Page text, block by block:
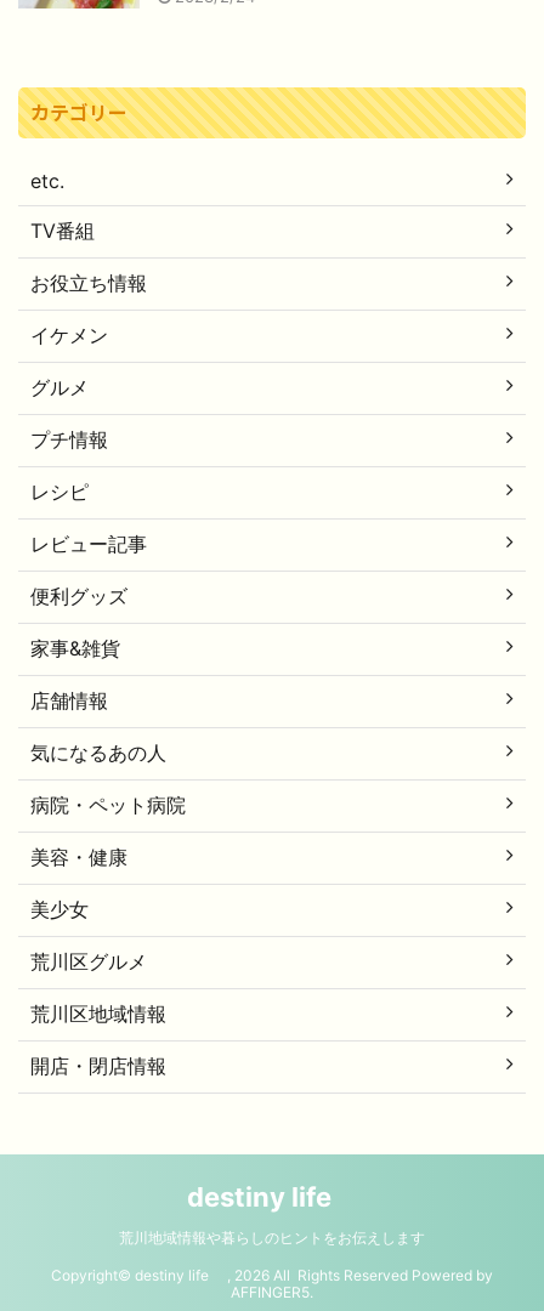
カテゴリー
etc.
TV番組
お役立ち情報
イケメン
グルメ
プチ情報
レシピ
レビュー記事
便利グッズ
家事&雑貨
店舗情報
気になるあの人
病院・ペット病院
美容・健康
美少女
荒川区グルメ
荒川区地域情報
開店・閉店情報
destiny life
荒川地域情報や暮らしのヒントをお伝えします
Copyright© destiny life , 2026 All Rights Reserved Powered by
AFFINGER5.